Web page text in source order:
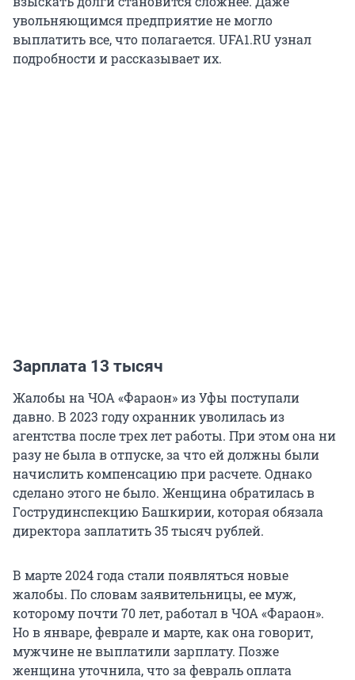
увольняющимся предприятие не могло
выплатить все, что полагается. UFA1.RU узнал
подробности и рассказывает их.
Зарплата 13 тысяч
Жалобы на ЧОА «Фараон» из Уфы поступали
давно. В 2023 году охранник уволилась из
агентства после трех лет работы. При этом она ни
разу не была в отпуске, за что ей должны были
начислить компенсацию при расчете. Однако
сделано этого не было. Женщина обратилась в
Гострудинспекцию Башкирии, которая обязала
директора заплатить 35 тысяч рублей.
В марте 2024 года стали появляться новые
жалобы. По словам заявительницы, ее муж,
которому почти 70 лет, работал в ЧОА «Фараон».
Но в январе, феврале и марте, как она говорит,
мужчине не выплатили зарплату. Позже
женщина уточнила, что за февраль оплата